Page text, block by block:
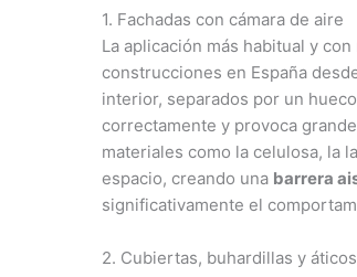
1. Fachadas con cámara de aire
La aplicación más habitual y
construcciones en España
interior, separados por un
correctamente y provoca
materiales como la celulosa, la
espacio, creando una barrera
significativamente el
2. Cubiertas, buhardillas y